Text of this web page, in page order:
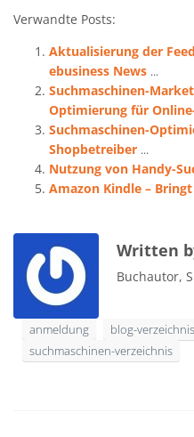
Verwandte Posts:
Aktualisierung der
ebusiness News ...
Suchmaschinen-
Optimierung für
Suchmaschinen-
Shopbetreiber ...
Nutzung von Handy-
Amazon Kindle –
Written
Buchautor,
anmeldung blog-verzeichnis
suchmaschinen-verzeichnis